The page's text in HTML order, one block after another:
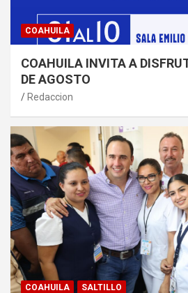
COAHUILA
COAHUILA INVITA A
DE AGOSTO
Redaccion
COAHUILA SALTILLO